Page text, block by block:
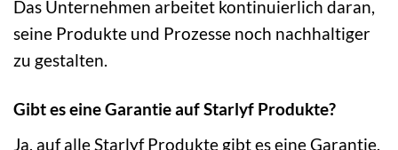
Das Unternehmen arbeitet kontinuierlich daran,
seine Produkte und Prozesse noch nachhaltiger
zu gestalten.
Gibt es eine Garantie auf Starlyf Produkte?
Ja, auf alle Starlyf Produkte gibt es eine Garantie.